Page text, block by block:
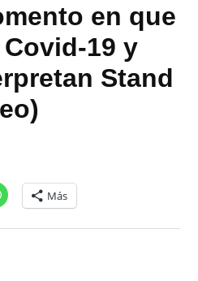
en que
19 y
Stand
Más